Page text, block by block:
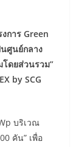
การ Green
ศูนย์กลาง
ดยส่วนรวม”
by SCG
บริเวณ
คัน” เพื่อ